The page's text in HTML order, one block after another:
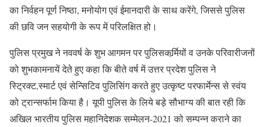
का निर्वहन पूर्ण निष्ठा, मनोयोग एवं ईमानदारी के साथ करेंगे, जिससे पुलिस
की छवि जन सहयोगी के रूप में परिलक्षित हो।
पुलिस प्रमुख ने नववर्ष के शुभ आगमन पर पुलिसकर्र्मियों व उनके परिवारीजनों
को शुभकामनायें देते हुए कहा कि बीते वर्ष में उत्तर प्रदेश पुलिस ने
स्ट्रिक्ट,स्मार्ट एवं सेन्सिटिव पुलिसिंग करते हुए उत्कृष्ट परफार्मेन्स से स्वंय
को ट्रान्सर्फाम किया है। यूपी पुलिस के लिये बड़े सौभाग्य की बात रही कि
अखिल भारतीय पुलिस महानिदेशक सम्मेलन-2021 को सम्पन्न कराने का